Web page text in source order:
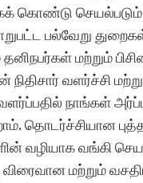
கொண்டு
பல்வேறு
மற்றும்
நிதிசார் வளர்ச்சி
நாங்கள்
தொடர்ச்சியான
வழியாக வங்கி
விரைவான மற்றும்